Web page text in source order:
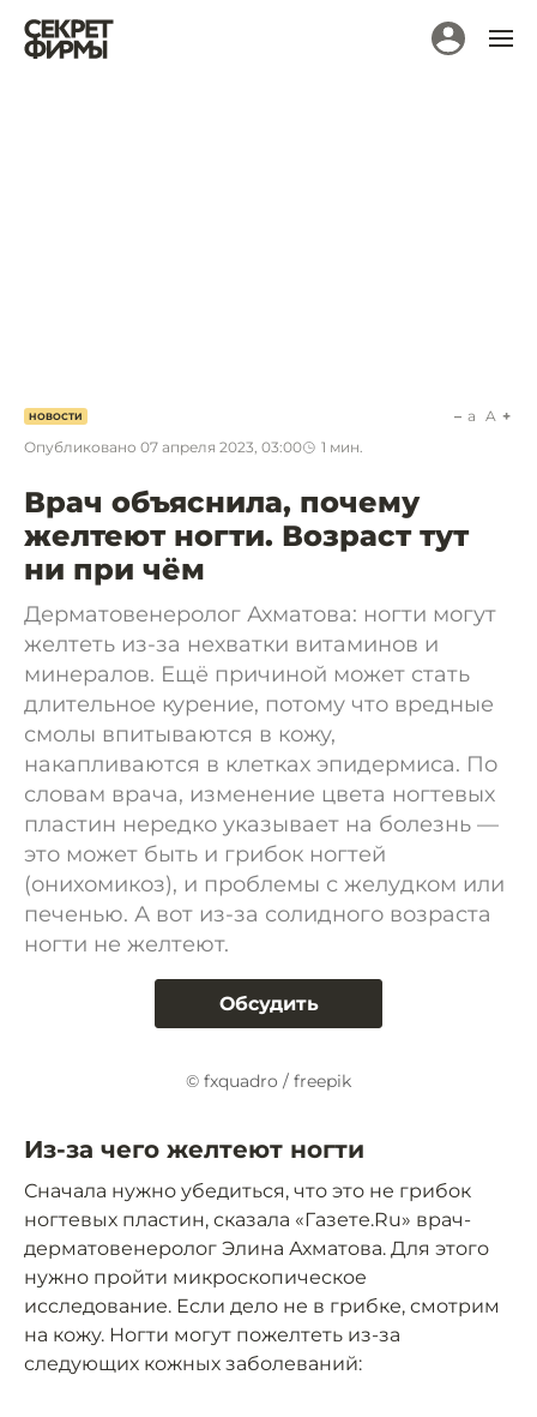
НОВОСТИ
Опубликовано 07 апреля 2023, 03:00 1 мин.
a A
Врач объяснила, почему
желтеют ногти. Возраст тут
ни при чём
Дерматовенеролог Ахматова: ногти могут
желтеть из-за нехватки витаминов и
минералов. Ещё причиной может стать
длительное курение, потому что вредные
смолы впитываются в кожу,
накапливаются в клетках эпидермиса. По
словам врача, изменение цвета ногтевых
пластин нередко указывает на болезнь —
это может быть и грибок ногтей
(онихомикоз), и проблемы с желудком или
печенью. А вот из-за солидного возраста
ногти не желтеют.
Обсудить
© fxquadro / freepik
Из-за чего желтеют ногти
Сначала нужно убедиться, что это не грибок
ногтевых пластин, сказала «Газете.Ru» врач-
дерматовенеролог Элина Ахматова. Для этого
нужно пройти микроскопическое
исследование. Если дело не в грибке, смотрим
на кожу. Ногти могут пожелтеть из-за
следующих кожных заболеваний: